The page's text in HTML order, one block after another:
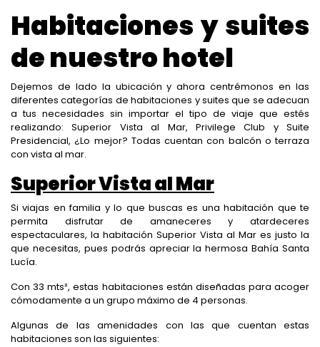
Habitaciones y suites
de nuestro hotel
Dejemos de lado la ubicación y ahora centrémonos en las
diferentes categorías de habitaciones y suites que se adecuan
a tus necesidades sin importar el tipo de viaje que estés
realizando: Superior Vista al Mar, Privilege Club y Suite
Presidencial, ¿Lo mejor? Todas cuentan con balcón o terraza
con vista al mar.
Superior Vista al Mar
Si viajas en familia y lo que buscas es una habitación que te
permita disfrutar de amaneceres y atardeceres
espectaculares, la habitación Superior Vista al Mar es justo la
que necesitas, pues podrás apreciar la hermosa Bahía Santa
Lucía.
Con 33 mts², estas habitaciones están diseñadas para acoger
cómodamente a un grupo máximo de 4 personas.
Algunas de las amenidades con las que cuentan estas
habitaciones son las siguientes: